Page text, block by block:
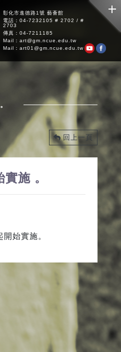
彰化市進德路1號 藝薈館
電話：04-7232105 # 2702 / #
2703
傳真：04-7211185
Mail：art@gm.ncue.edu.tw
Mail：art01@gm.ncue.edu.tw
回上一頁
施 。
始實施。